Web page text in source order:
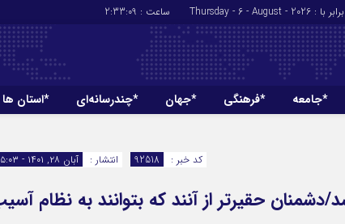
برابر با : Thursday - 6 - August - 2026 ساعت : 2:33:10
*جامعه *فرهنگی *جهان *چندرسانه‌ای *استان ها
مجلس
بانک ها
نفت و انرژی
انتشار :
آبان ۲۸, ۱۴۰۱ - ۱۵:۰۳ کد خبر : 92518
حقیرتر از آنند که بتوانند به نظام